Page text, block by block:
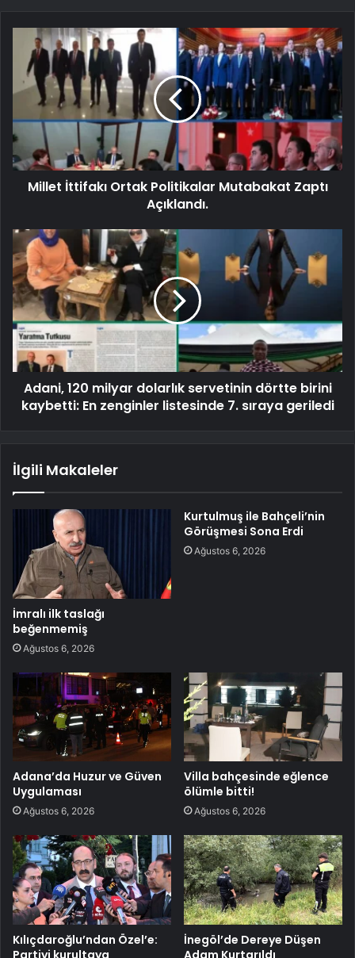
Millet İttifakı Ortak Politikalar Mutabakat Zaptı
Açıklandı.
Adani, 120 milyar dolarlık servetinin dörtte birini
kaybetti: En zenginler listesinde 7. sıraya geriledi
İlgili Makaleler
İmralı ilk taslağı
beğenmemiş
Ağustos 6, 2026
Kurtulmuş ile Bahçeli’nin
Görüşmesi Sona Erdi
Ağustos 6, 2026
Adana’da Huzur ve Güven
Uygulaması
Ağustos 6, 2026
Villa bahçesinde eğlence
ölümle bitti!
Ağustos 6, 2026
Kılıçdaroğlu’ndan Özel’e:
İnegöl’de Dereye Düşen